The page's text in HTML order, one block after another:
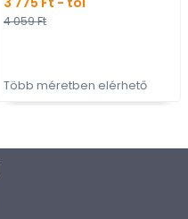
4 059 Ft
Több méretben elérhető